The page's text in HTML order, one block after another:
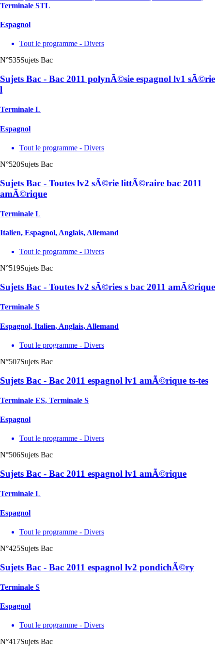
Terminale STL
Espagnol
Tout le programme - Divers
N°535Sujets Bac
Sujets Bac - Bac 2011 polynÃ©sie espagnol lv1 sÃ©rie
l
Terminale L
Espagnol
Tout le programme - Divers
N°520Sujets Bac
Sujets Bac - Toutes lv2 sÃ©rie littÃ©raire bac 2011
amÃ©rique
Terminale L
Italien, Espagnol, Anglais, Allemand
Tout le programme - Divers
N°519Sujets Bac
Sujets Bac - Toutes lv2 sÃ©ries s bac 2011 amÃ©rique
Terminale S
Espagnol, Italien, Anglais, Allemand
Tout le programme - Divers
N°507Sujets Bac
Sujets Bac - Bac 2011 espagnol lv1 amÃ©rique ts-tes
Terminale ES, Terminale S
Espagnol
Tout le programme - Divers
N°506Sujets Bac
Sujets Bac - Bac 2011 espagnol lv1 amÃ©rique
Terminale L
Espagnol
Tout le programme - Divers
N°425Sujets Bac
Sujets Bac - Bac 2011 espagnol lv2 pondichÃ©ry
Terminale S
Espagnol
Tout le programme - Divers
N°417Sujets Bac